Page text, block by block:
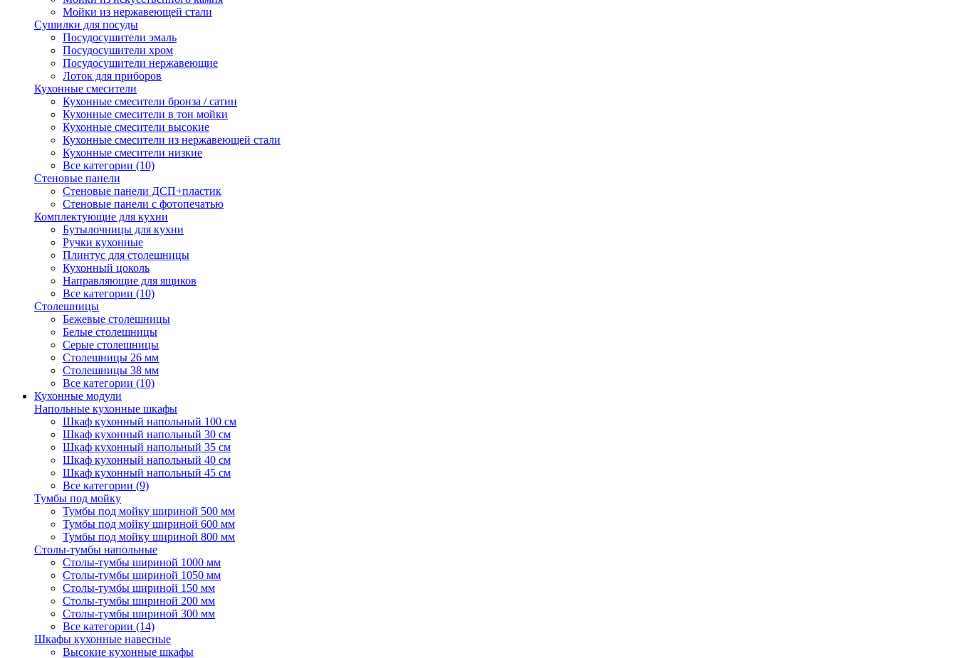
Мойки из нержавеющей стали
Сушилки для посуды
Посудосушители эмаль
Посудосушители хром
Посудосушители нержавеющие
Лоток для приборов
Кухонные смесители
Кухонные смесители бронза / сатин
Кухонные смесители в тон мойки
Кухонные смесители высокие
Кухонные смесители из нержавеющей стали
Кухонные смесители низкие
Все категории (10)
Стеновые панели
Стеновые панели ДСП+пластик
Стеновые панели с фотопечатью
Комплектующие для кухни
Бутылочницы для кухни
Ручки кухонные
Плинтус для столешницы
Кухонный цоколь
Направляющие для ящиков
Все категории (10)
Столешницы
Бежевые столешницы
Белые столешницы
Серые столешницы
Столешницы 26 мм
Столешницы 38 мм
Все категории (10)
Кухонные модули
Напольные кухонные шкафы
Шкаф кухонный напольный 100 см
Шкаф кухонный напольный 30 см
Шкаф кухонный напольный 35 см
Шкаф кухонный напольный 40 см
Шкаф кухонный напольный 45 см
Все категории (9)
Тумбы под мойку
Тумбы под мойку шириной 500 мм
Тумбы под мойку шириной 600 мм
Тумбы под мойку шириной 800 мм
Столы-тумбы напольные
Столы-тумбы шириной 1000 мм
Столы-тумбы шириной 1050 мм
Столы-тумбы шириной 150 мм
Столы-тумбы шириной 200 мм
Столы-тумбы шириной 300 мм
Все категории (14)
Шкафы кухонные навесные
Высокие кухонные шкафы